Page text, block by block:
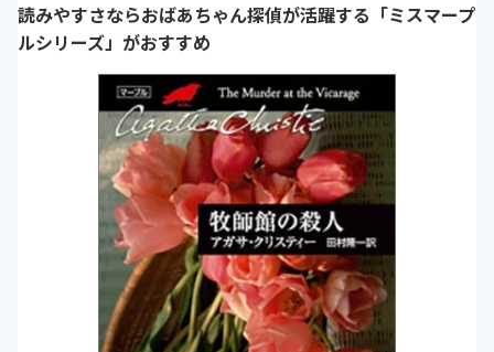
読みやすさならおばあちゃん探偵が活躍する「ミスマープ
ルシリーズ」がおすすめ